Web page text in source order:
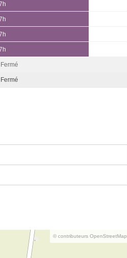
Fermé
Fermé
© contributeurs OpenStreetMap